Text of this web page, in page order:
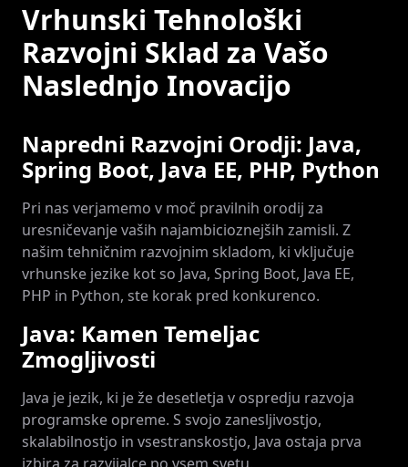
Vrhunski Tehnološki
Razvojni Sklad za Vašo
Naslednjo Inovacijo
Napredni Razvojni Orodji: Java,
Spring Boot, Java EE, PHP, Python
Pri nas verjamemo v moč pravilnih orodij za
uresničevanje vaših najambicioznejših zamisli. Z
našim tehničnim razvojnim skladom, ki vključuje
vrhunske jezike kot so Java, Spring Boot, Java EE,
PHP in Python, ste korak pred konkurenco.
Java: Kamen Temeljac
Zmogljivosti
Java je jezik, ki je že desetletja v ospredju razvoja
programske opreme. S svojo zanesljivostjo,
skalabilnostjo in vsestranskostjo, Java ostaja prva